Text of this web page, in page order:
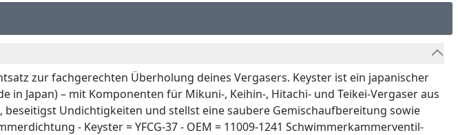
zur fachgerechten Überholung deines Vergasers. Keyster ist ein japanischer
Japan) – mit Komponenten für Mikuni-, Keihin-, Hitachi- und Teikei-Vergaser aus
Undichtigkeiten und stellst eine saubere Gemischaufbereitung sowie
- Keyster = YFCG-37 - OEM = 11009-1241 Schwimmerkammerventil-